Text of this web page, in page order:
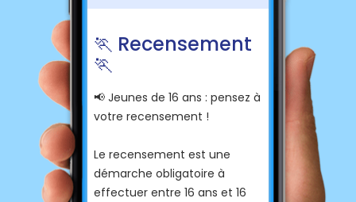
🏃 Recensement
🏃
📢 Jeunes de 16 ans : pensez à
votre recensement !
Le recensement est une
démarche obligatoire à
effectuer entre 16 ans et 16